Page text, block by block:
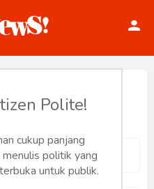
back.
Polite!
cukup panjang
politik yang
untuk publik.